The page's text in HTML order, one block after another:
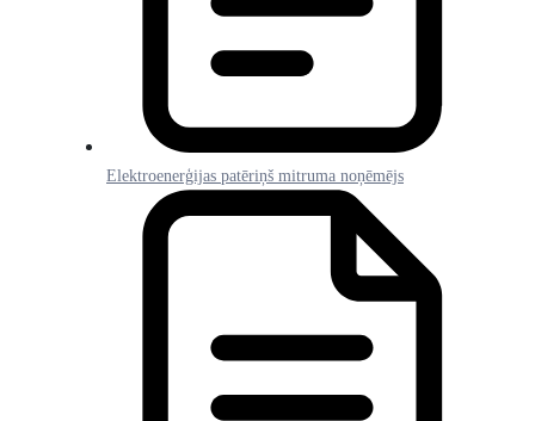
Elektroenerģijas patēriņš mitruma noņēmējs